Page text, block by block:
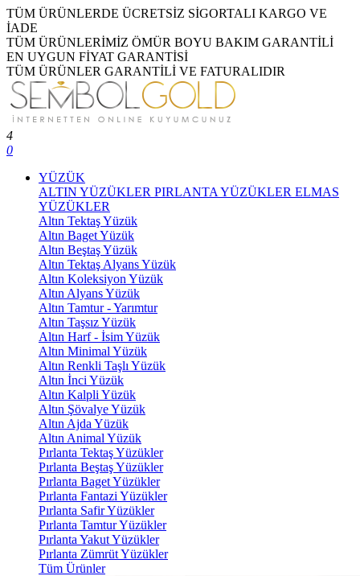
TÜM ÜRÜNLERDE ÜCRETSİZ SİGORTALI KARGO VE
İADE
TÜM ÜRÜNLERİMİZ ÖMÜR BOYU BAKIM GARANTİLİ
EN UYGUN FİYAT GARANTİSİ
TÜM ÜRÜNLER GARANTİLİ VE FATURALIDIR
4
0
YÜZÜK
ALTIN YÜZÜKLER PIRLANTA YÜZÜKLER ELMAS
YÜZÜKLER
Altın Tektaş Yüzük
Altın Baget Yüzük
Altın Beştaş Yüzük
Altın Tektaş Alyans Yüzük
Altın Koleksiyon Yüzük
Altın Alyans Yüzük
Altın Tamtur - Yarımtur
Altın Taşsız Yüzük
Altın Harf - İsim Yüzük
Altın Minimal Yüzük
Altın Renkli Taşlı Yüzük
Altın İnci Yüzük
Altın Kalpli Yüzük
Altın Şövalye Yüzük
Altın Ajda Yüzük
Altın Animal Yüzük
Pırlanta Tektaş Yüzükler
Pırlanta Beştaş Yüzükler
Pırlanta Baget Yüzükler
Pırlanta Fantazi Yüzükler
Pırlanta Safir Yüzükler
Pırlanta Tamtur Yüzükler
Pırlanta Yakut Yüzükler
Pırlanta Zümrüt Yüzükler
Tüm Ürünler